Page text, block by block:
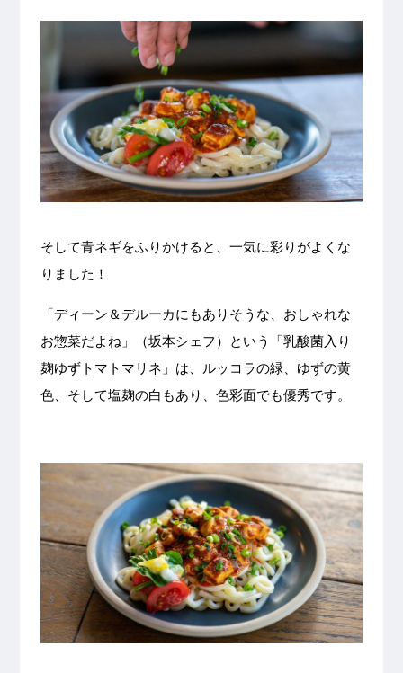
そして青ネギをふりかけると、一気に彩りがよくな
りました！
「ディーン＆デルーカにもありそうな、おしゃれな
お惣菜だよね」（坂本シェフ）という「乳酸菌入り
麹ゆずトマトマリネ」は、ルッコラの緑、ゆずの黄
色、そして塩麹の白もあり、色彩面でも優秀です。